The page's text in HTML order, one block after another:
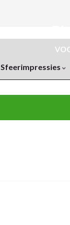
Sfeerimpressies